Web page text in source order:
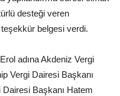
desteği veren
belgesi verdi.
adına Akdeniz Vergi
Vergi Dairesi Başkanı
Başkanı Hatem